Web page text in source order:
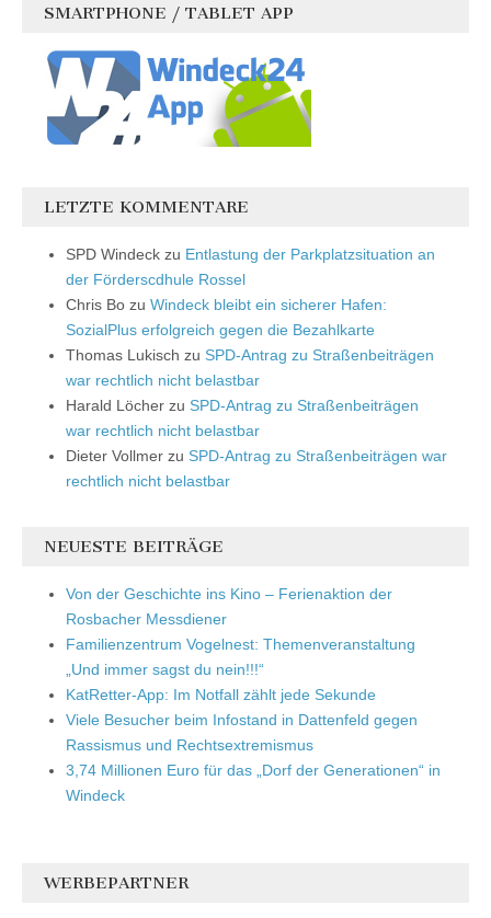
SMARTPHONE / TABLET APP
LETZTE KOMMENTARE
SPD Windeck zu Entlastung der Parkplatzsituation an
der Förderscdhule Rossel
Chris Bo zu Windeck bleibt ein sicherer Hafen:
SozialPlus erfolgreich gegen die Bezahlkarte
Thomas Lukisch zu SPD-Antrag zu Straßenbeiträgen
war rechtlich nicht belastbar
Harald Löcher zu SPD-Antrag zu Straßenbeiträgen
war rechtlich nicht belastbar
Dieter Vollmer zu SPD-Antrag zu Straßenbeiträgen war
rechtlich nicht belastbar
NEUESTE BEITRÄGE
Von der Geschichte ins Kino – Ferienaktion der
Rosbacher Messdiener
Familienzentrum Vogelnest: Themenveranstaltung
„Und immer sagst du nein!!!“
KatRetter-App: Im Notfall zählt jede Sekunde
Viele Besucher beim Infostand in Dattenfeld gegen
Rassismus und Rechtsextremismus
3,74 Millionen Euro für das „Dorf der Generationen“ in
Windeck
WERBEPARTNER